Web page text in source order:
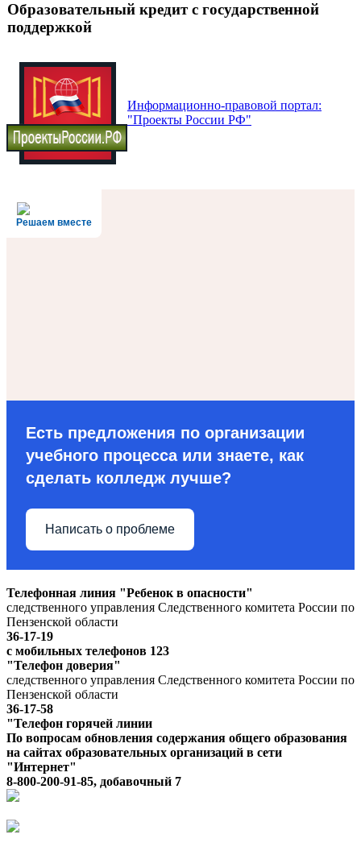
Образовательный кредит с государственной
поддержкой
Информационно-правовой портал:
"Проекты России РФ"
Решаем вместе
Есть предложения по организации
учебного процесса или знаете, как
сделать колледж лучше?
Написать о проблеме
Телефонная линия "Ребенок в опасности"
следственного управления Следственного комитета России по
Пензенской области
36-17-19
с мобильных телефонов 123
"Телефон доверия"
следственного управления Следственного комитета России по
Пензенской области
36-17-58
"Телефон горячей линии
По вопросам обновления содержания общего образования
на сайтах образовательных организаций в сети
"Интернет"
8-800-200-91-85, добавочный 7